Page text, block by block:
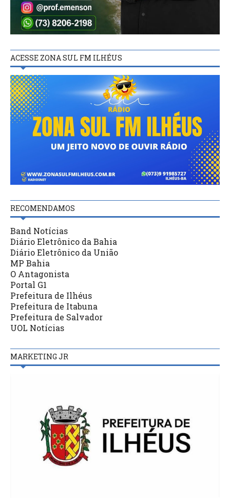
ACESSE ZONA SUL FM ILHÉUS
RECOMENDAMOS
Band Notícias
Diário Eletrônico da Bahia
Diário Eletrônico da União
MP Bahia
O Antagonista
Portal G1
Prefeitura de Ilhéus
Prefeitura de Itabuna
Prefeitura de Salvador
UOL Notícias
MARKETING JR